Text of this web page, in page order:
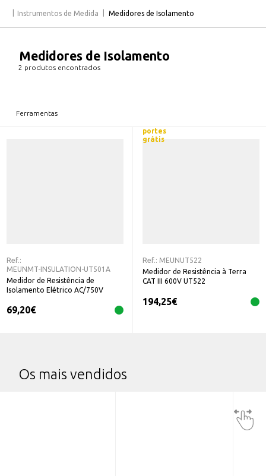
Instrumentos de Medida Medidores de Isolamento
Medidores de Isolamento
2 produtos encontrados
Ferramentas
Ref.:
MEUNMT-INSULATION-UT501A
Medidor de Resistência de
Isolamento Elétrico AC/750V
69,20€
portes
grátis
Ref.: MEUNUT522
Medidor de Resistência à Terra
CAT III 600V UT522
194,25€
Os mais vendidos